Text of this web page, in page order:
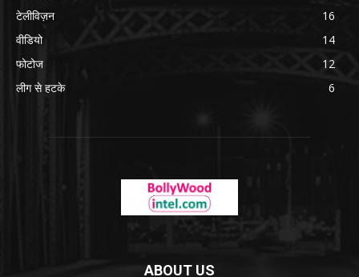
टेलीविज़न
16
वीडियो
14
फोटोज
12
लीग से हटके
6
ABOUT US